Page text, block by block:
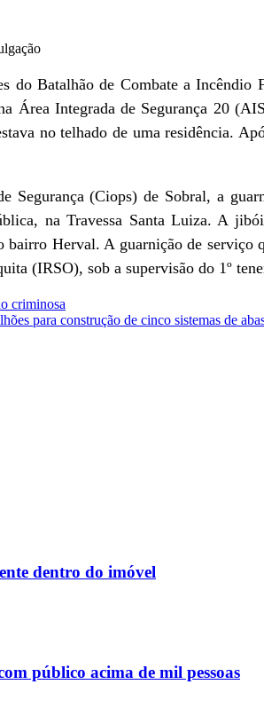
Batalhão de Combate a Incêndio
Área Integrada de Segurança 20
no telhado de uma residência.
Segurança (Ciops) de Sobral, a
na Travessa Santa Luiza. A
Herval. A guarnição de serviço
(IRSO), sob a supervisão do 1º
criminosa
para construção de cinco sistemas de
dentro do imóvel
público acima de mil pessoas